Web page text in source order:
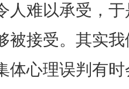
人难以承受，
被接受。其实
体心理误判有